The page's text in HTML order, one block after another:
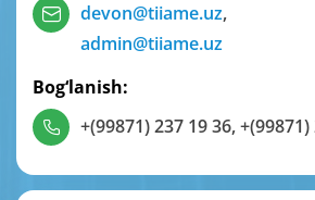
devon@tiiame.uz,
admin@tiiame.uz
Bog‘lanish:
+(99871) 237 19 36,+(99871)